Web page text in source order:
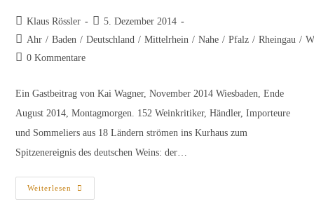
Beitrags-
Autor:
Klaus Rössler
Beitrag
veröffentlicht:
5. Dezember 2014
Beitrags-
Kategorie:
Ahr / Baden / Deutschland / Mittelrhein / Nahe / Pfalz / Rheingau /
Beitrags-
0 Kommentare
Ein Gastbeitrag von Kai Wagner, November 2014 Wiesbaden, Ende
August 2014, Montagmorgen. 152 Weinkritiker, Händler, Importeure
und Sommeliers aus 18 Ländern strömen ins Kurhaus zum
Spitzenereignis des deutschen Weins: der…
Weiterlesen
Bericht
Zur